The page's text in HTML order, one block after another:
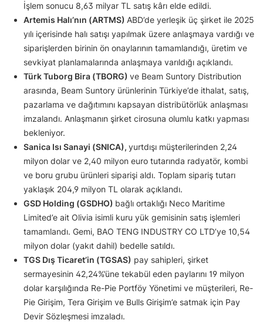
İşlem sonucu 8,63 milyar TL satış kârı elde edildi.
Artemis Halı’nın (ARTMS) ABD’de yerleşik üç şirket ile 2025
yılı içerisinde halı satışı yapılmak üzere anlaşmaya vardığı ve
siparişlerden birinin ön onaylarının tamamlandığı, üretim ve
sevkiyat planlamalarında anlaşmaya varıldığı açıklandı.
Türk Tuborg Bira (TBORG) ve Beam Suntory Distribution
arasında, Beam Suntory ürünlerinin Türkiye’de ithalat, satış,
pazarlama ve dağıtımını kapsayan distribütörlük anlaşması
imzalandı. Anlaşmanın şirket cirosuna olumlu katkı yapması
bekleniyor.
Sanica Isı Sanayi (SNICA), yurtdışı müşterilerinden 2,24
milyon dolar ve 2,40 milyon euro tutarında radyatör, kombi
ve boru grubu ürünleri siparişi aldı. Toplam sipariş tutarı
yaklaşık 204,9 milyon TL olarak açıklandı.
GSD Holding (GSDHO) bağlı ortaklığı Neco Maritime
Limited’e ait Olivia isimli kuru yük gemisinin satış işlemleri
tamamlandı. Gemi, BAO TENG INDUSTRY CO LTD’ye 10,54
milyon dolar (yakıt dahil) bedelle satıldı.
TGS Dış Ticaret’in (TGSAS) pay sahipleri, şirket
sermayesinin 42,24%’üne tekabül eden paylarını 19 milyon
dolar karşılığında Re-Pie Portföy Yönetimi ve müşterileri, Re-
Pie Girişim, Tera Girişim ve Bulls Girişim’e satmak için Pay
Devir Sözleşmesi imzaladı.